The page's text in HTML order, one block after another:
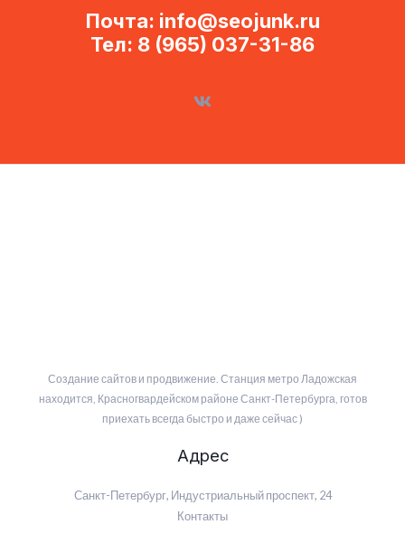
Почта: info@seojunk.ru
Тел: 8 (965) 037-31-86
Создание сайтов и продвижение. Станция метро Ладожская
находится, Красногвардейском районе Санкт-Петербурга, готов
приехать всегда быстро и даже сейчас )
Адрес
Санкт-Петербург, Индустриальный проспект, 24
Контакты